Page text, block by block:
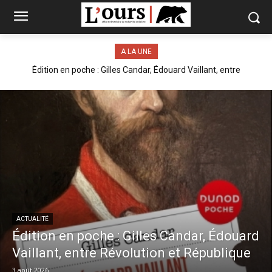
A LA UNE
Édition en poche : Gilles Candar, Édouard Vaillant, entre
ACTUALITÉ
Édition en poche : Gilles Candar, Édouard
Vaillant, entre Révolution et République
3 août 2026